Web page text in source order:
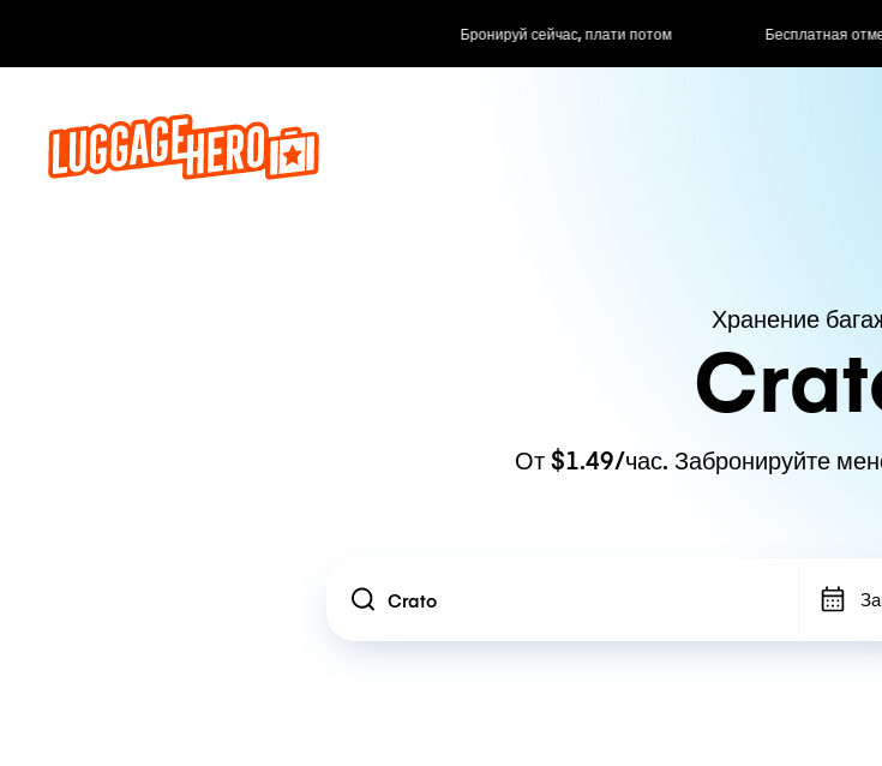
Бронируй сейчас, плати потом Бесплатная отмена
Хранение
От $1.49/час. Забронируйте
Location